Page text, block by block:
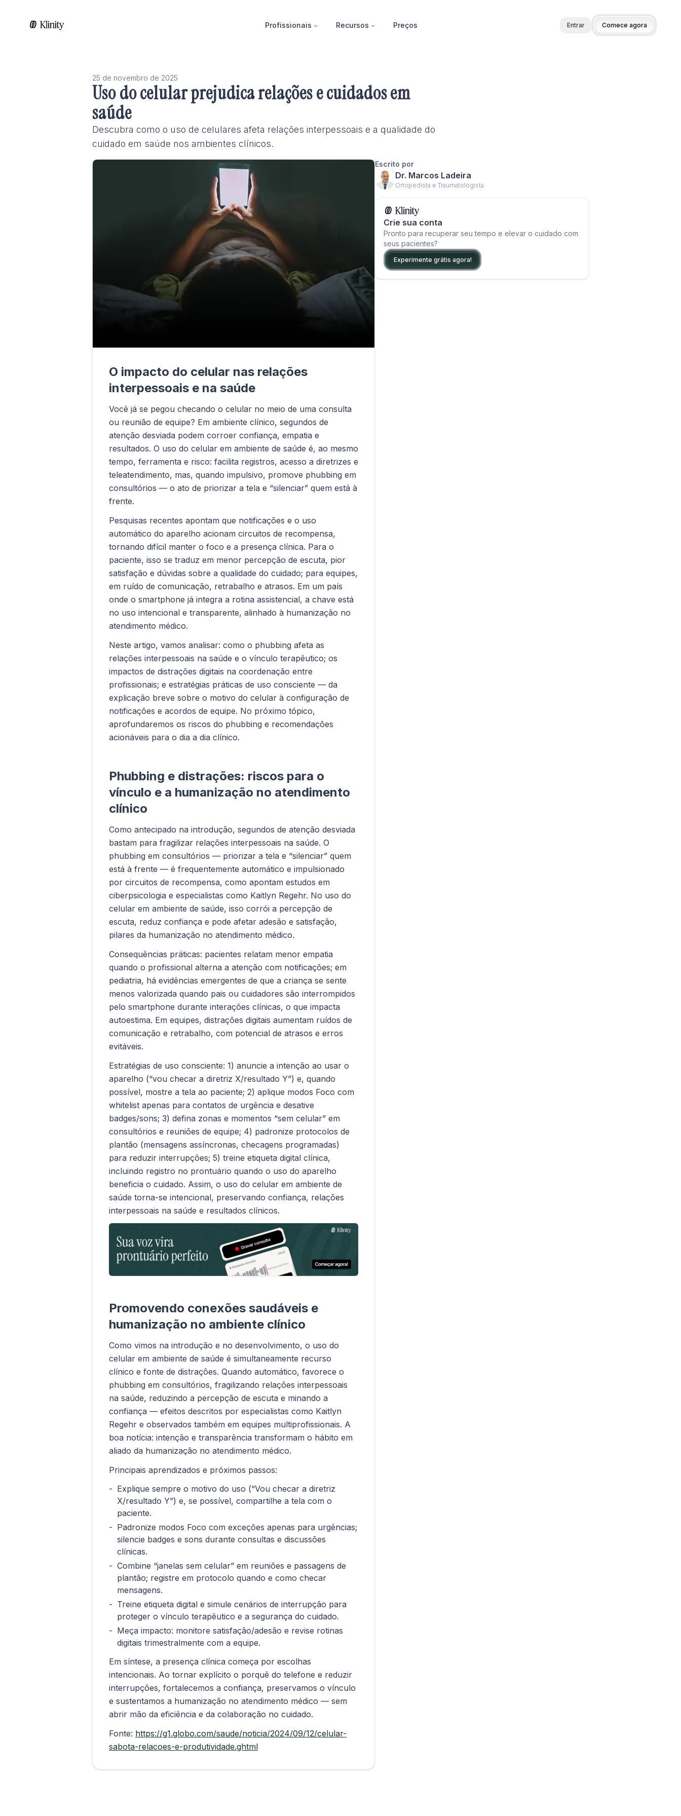
Profissionais Recursos Preços Entrar Comece agora
25 de novembro de 2025
Uso do celular prejudica relações e cuidados em
saúde
Descubra como o uso de celulares afeta relações interpessoais e a qualidade do
cuidado em saúde nos ambientes clínicos.
O impacto do celular nas relações
interpessoais e na saúde
Você já se pegou checando o celular no meio de uma consulta
ou reunião de equipe? Em ambiente clínico, segundos de
atenção desviada podem corroer confiança, empatia e
resultados. O uso do celular em ambiente de saúde é, ao mesmo
tempo, ferramenta e risco: facilita registros, acesso a diretrizes e
teleatendimento, mas, quando impulsivo, promove phubbing em
consultórios — o ato de priorizar a tela e “silenciar” quem está à
frente.
Pesquisas recentes apontam que notificações e o uso
automático do aparelho acionam circuitos de recompensa,
tornando difícil manter o foco e a presença clínica. Para o
paciente, isso se traduz em menor percepção de escuta, pior
satisfação e dúvidas sobre a qualidade do cuidado; para equipes,
em ruído de comunicação, retrabalho e atrasos. Em um país
onde o smartphone já integra a rotina assistencial, a chave está
no uso intencional e transparente, alinhado à humanização no
atendimento médico.
Neste artigo, vamos analisar: como o phubbing afeta as
relações interpessoais na saúde e o vínculo terapêutico; os
impactos de distrações digitais na coordenação entre
profissionais; e estratégias práticas de uso consciente — da
explicação breve sobre o motivo do celular à configuração de
notificações e acordos de equipe. No próximo tópico,
aprofundaremos os riscos do phubbing e recomendações
acionáveis para o dia a dia clínico.
Phubbing e distrações: riscos para o
vínculo e a humanização no atendimento
clínico
Como antecipado na introdução, segundos de atenção desviada
bastam para fragilizar relações interpessoais na saúde. O
phubbing em consultórios — priorizar a tela e “silenciar” quem
está à frente — é frequentemente automático e impulsionado
por circuitos de recompensa, como apontam estudos em
ciberpsicologia e especialistas como Kaitlyn Regehr. No uso do
celular em ambiente de saúde, isso corrói a percepção de
escuta, reduz confiança e pode afetar adesão e satisfação,
pilares da humanização no atendimento médico.
Consequências práticas: pacientes relatam menor empatia
quando o profissional alterna a atenção com notificações; em
pediatria, há evidências emergentes de que a criança se sente
menos valorizada quando pais ou cuidadores são interrompidos
pelo smartphone durante interações clínicas, o que impacta
autoestima. Em equipes, distrações digitais aumentam ruídos de
comunicação e retrabalho, com potencial de atrasos e erros
evitáveis.
Estratégias de uso consciente: 1) anuncie a intenção ao usar o
aparelho (“vou checar a diretriz X/resultado Y”) e, quando
possível, mostre a tela ao paciente; 2) aplique modos Foco com
whitelist apenas para contatos de urgência e desative
badges/sons; 3) defina zonas e momentos “sem celular” em
consultórios e reuniões de equipe; 4) padronize protocolos de
plantão (mensagens assíncronas, checagens programadas)
para reduzir interrupções; 5) treine etiqueta digital clínica,
incluindo registro no prontuário quando o uso do aparelho
beneficia o cuidado. Assim, o uso do celular em ambiente de
saúde torna-se intencional, preservando confiança, relações
interpessoais na saúde e resultados clínicos.
Promovendo conexões saudáveis e
humanização no ambiente clínico
Como vimos na introdução e no desenvolvimento, o uso do
celular em ambiente de saúde é simultaneamente recurso
clínico e fonte de distrações. Quando automático, favorece o
phubbing em consultórios, fragilizando relações interpessoais
na saúde, reduzindo a percepção de escuta e minando a
confiança — efeitos descritos por especialistas como Kaitlyn
Regehr e observados também em equipes multiprofissionais. A
boa notícia: intenção e transparência transformam o hábito em
aliado da humanização no atendimento médico.
Principais aprendizados e próximos passos:
Explique sempre o motivo do uso (“Vou checar a diretriz
X/resultado Y”) e, se possível, compartilhe a tela com o
paciente.
Padronize modos Foco com exceções apenas para urgências;
silencie badges e sons durante consultas e discussões
clínicas.
Combine “janelas sem celular” em reuniões e passagens de
plantão; registre em protocolo quando e como checar
mensagens.
Treine etiqueta digital e simule cenários de interrupção para
proteger o vínculo terapêutico e a segurança do cuidado.
Meça impacto: monitore satisfação/adesão e revise rotinas
digitais trimestralmente com a equipe.
Em síntese, a presença clínica começa por escolhas
intencionais. Ao tornar explícito o porquê do telefone e reduzir
interrupções, fortalecemos a confiança, preservamos o vínculo
e sustentamos a humanização no atendimento médico — sem
abrir mão da eficiência e da colaboração no cuidado.
Fonte: https://g1.globo.com/saude/noticia/2024/09/12/celular-
sabota-relacoes-e-produtividade.ghtml
Escrito por
Dr. Marcos Ladeira
Ortopedista e Traumatologista
Crie sua conta
Pronto para recuperar seu tempo e elevar o cuidado com
seus pacientes?
Experimente grátis agora!